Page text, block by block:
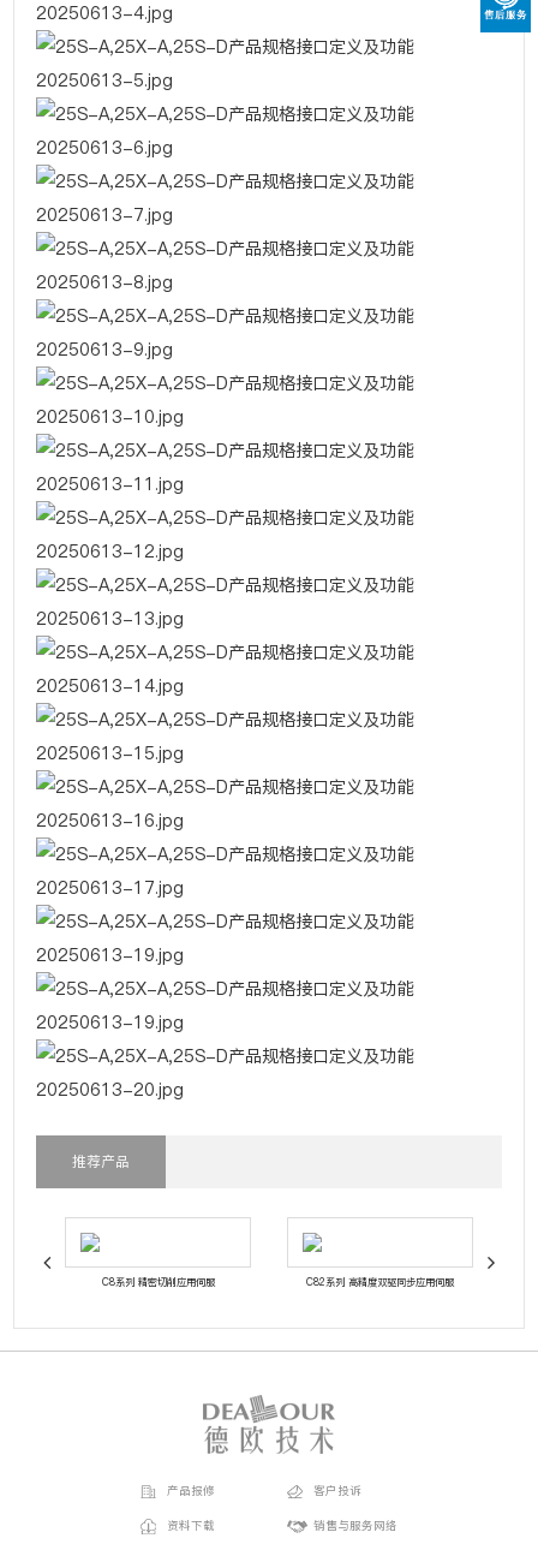
推荐产品
C8系列 精密切削应用伺服 C82系列 高精度双驱同步应用伺服
产品报修
资料下载
客户投诉
销售与服务网络